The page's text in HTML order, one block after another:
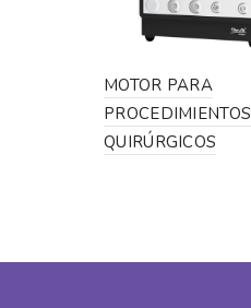
MOTOR PARA
PROCEDIMIENTOS
QUIRÚRGICOS